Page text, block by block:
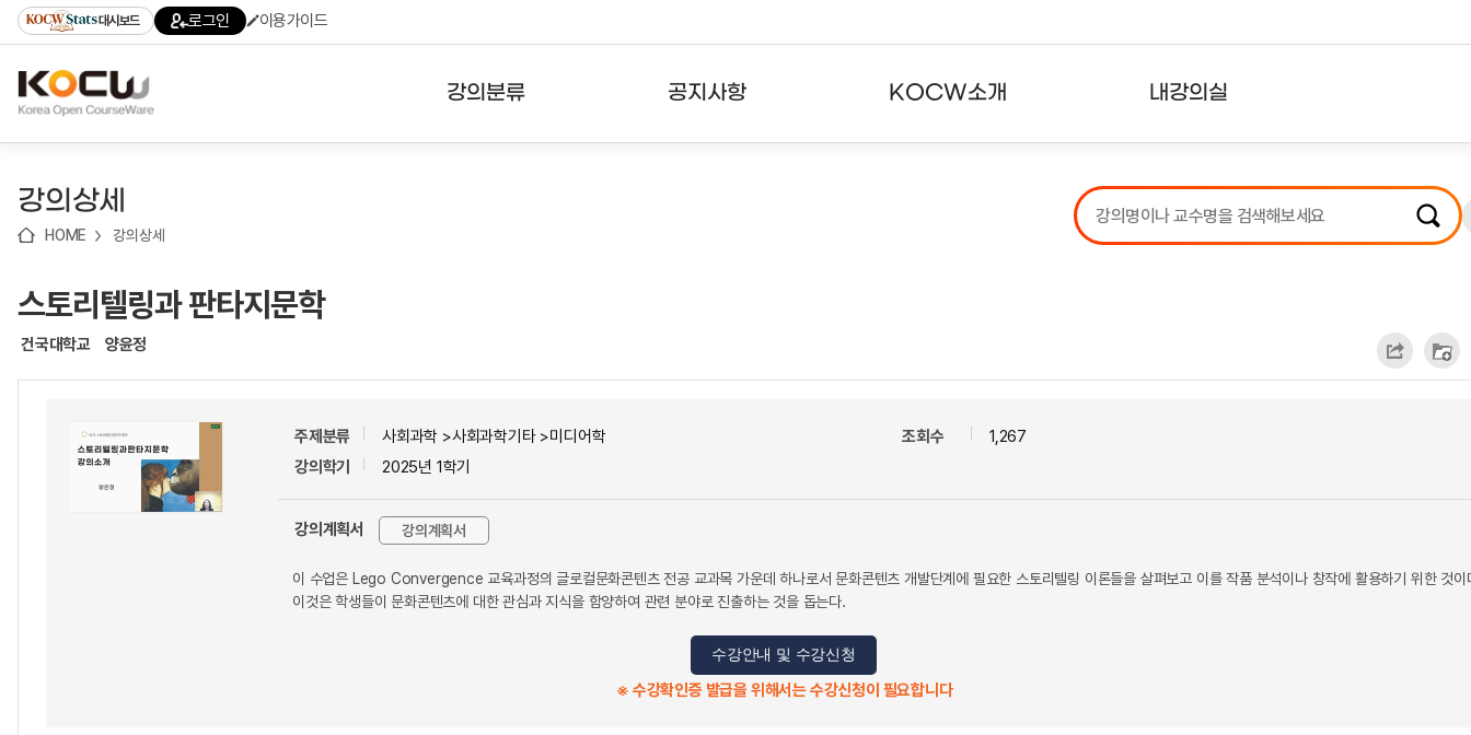
기
기
기
content)
가
대시보드 로그인 이용가이드
강의분류 공지사항 KOCW소개 내강의실
강의리스트
수강확인증강의
강의상세
HOME 강의상세
스토리텔링과 판타지문학
건국대학교 양윤정
주제분류
사회과학 >사회과학기타 >미디어학
강의학기
2025년 1학기
조회수 1,267
강의계획서 강의계획서
이 수업은 Lego Convergence 교육과정의 글로컬문화콘텐츠 전공 교과목 가운데 하나로서 문화콘텐츠 개발단계에 필요한 스토리텔링 이론들을 살펴보고 이를 작품 분석이나 창작에 활용하기 위한 것이
이것은 학생들이 문화콘텐츠에 대한 관심과 지식을 함양하여 관련 분야로 진출하는 것을 돕는다.
수강안내 및 수강신청
※ 수강확인증 발급을 위해서는 수강신청이 필요합니다